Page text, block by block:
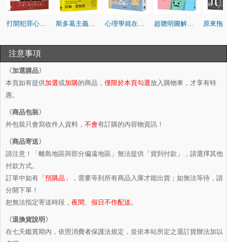
超聰明圖解心理學（暢銷修訂版）
注意事項
〈加選購品〉
本頁如有提供加選或加購的商品， 僅限於本頁勾選放入購物車，才享有特
惠。
〈商品包裝〉
外包裝只會寫收件人資料， 不會有訂購的內容物資訊！
〈商品寄送〉
請注意！「離島地區與部分偏遠地區」無法提供「貨到付款」，請選擇其他
付款方式。
訂單中如有「 預購品 」，需要等到所有商品入庫才能出貨；如無法等待，請
分開下單！
恕無法指定寄送時段， 夜間、假日不作配送。
〈退換貨說明〉
在七天鑑賞期內，依照消費者保護法規定，並依本站所定之退訂貨辦法加以